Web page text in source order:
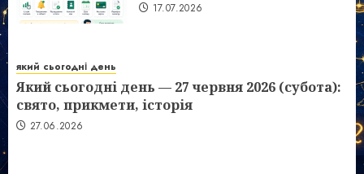
17.07.2026
який сьогодні день
Який сьогодні день — 27 червня 2026 (субота):
свято, прикмети, історія
27.06.2026